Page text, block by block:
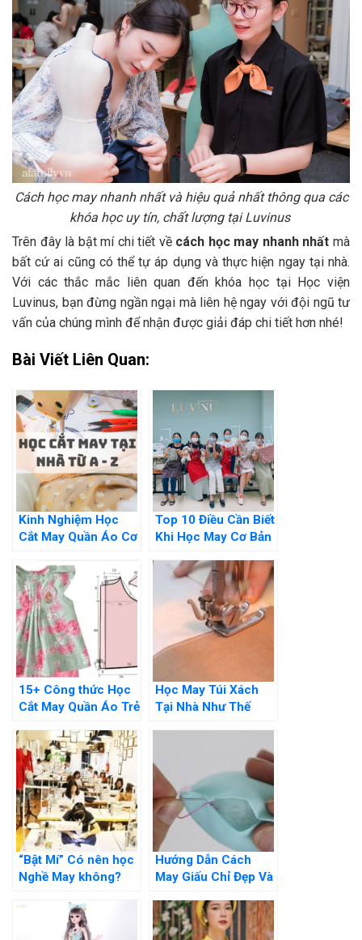
Cách học may nhanh nhất và hiệu quả nhất thông qua các
khóa học uy tín, chất lượng tại Luvinus
Trên đây là bật mí chi tiết về cách học may nhanh nhấtmà
bất cứ ai cũng có thể tự áp dụng và thực hiện ngay tại nhà.
Với các thắc mắc liên quan đến khóa học tại Học viện
Luvinus, bạn đừng ngần ngại mà liên hệ ngay với đội ngũ tư
vấn của chúng mình để nhận được giải đáp chi tiết hơn nhé!
Bài Viết Liên Quan:
Kinh Nghiệm Học
Cắt May Quần Áo Cơ
Top 10 Điều Cần Biết
Khi Học May Cơ Bản
15+ Công thức Học
Cắt May Quần Áo Trẻ
Học May Túi Xách
Tại Nhà Như Thế
“Bật Mí” Có nên học
Nghề May không?
Học Nghề
Hướng Dẫn Cách
May Giấu Chỉ Đẹp Và